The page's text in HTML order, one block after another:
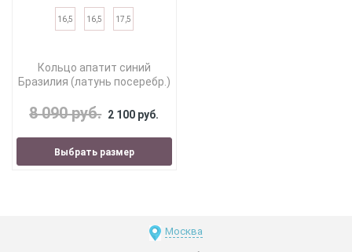
16,5 16,5 17,5
Кольцо апатит синий
Бразилия (латунь посеребр.)
8 090 руб. 2 100 руб.
Выбрать размер
Москва